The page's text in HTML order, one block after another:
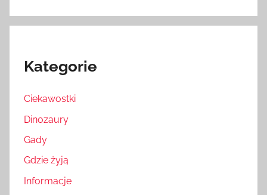
Kategorie
Ciekawostki
Dinozaury
Gady
Gdzie żyją
Informacje